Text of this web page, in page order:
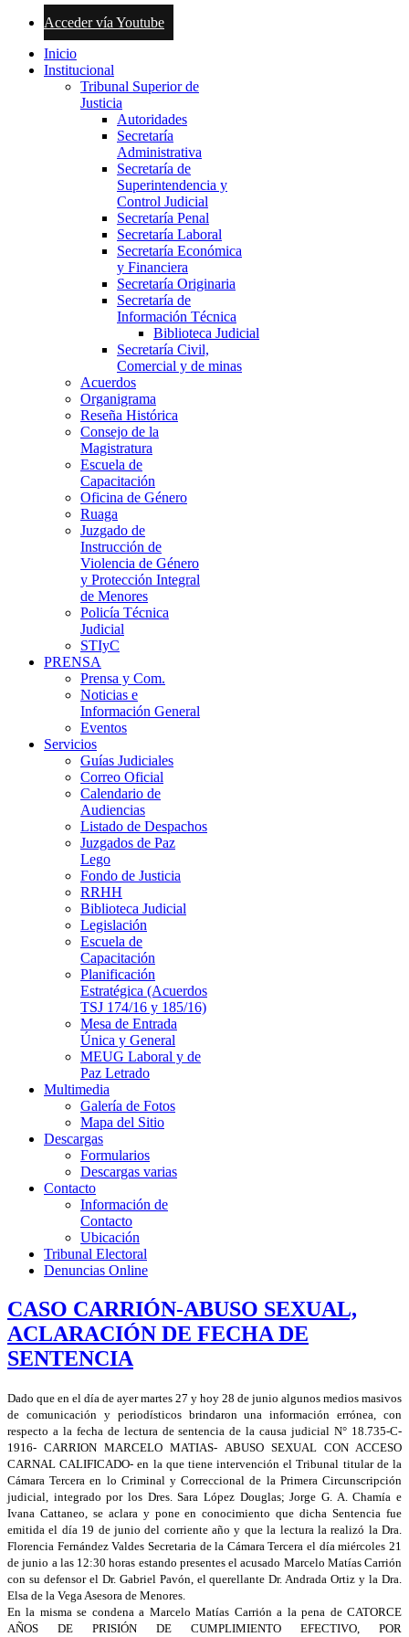
Acceder vía Youtube
Inicio
Institucional
Tribunal Superior de
Justicia
Autoridades
Secretaría
Administrativa
Secretaría de
Superintendencia y
Control Judicial
Secretaría Penal
Secretaría Laboral
Secretaría Económica
y Financiera
Secretaría Originaria
Secretaría de
Información Técnica
Biblioteca Judicial
Secretaría Civil,
Comercial y de minas
Acuerdos
Organigrama
Reseña Histórica
Consejo de la
Magistratura
Escuela de
Capacitación
Oficina de Género
Ruaga
Juzgado de
Instrucción de
Violencia de Género
y Protección Integral
de Menores
Policía Técnica
Judicial
STIyC
PRENSA
Prensa y Com.
Noticias e
Información General
Eventos
Servicios
Guías Judiciales
Correo Oficial
Calendario de
Audiencias
Listado de Despachos
Juzgados de Paz
Lego
Fondo de Justicia
RRHH
Biblioteca Judicial
Legislación
Escuela de
Capacitación
Planificación
Estratégica (Acuerdos
TSJ 174/16 y 185/16)
Mesa de Entrada
Única y General
MEUG Laboral y de
Paz Letrado
Multimedia
Galería de Fotos
Mapa del Sitio
Descargas
Formularios
Descargas varias
Contacto
Información de
Contacto
Ubicación
Tribunal Electoral
Denuncias Online
CASO CARRIÓN-ABUSO SEXUAL,
ACLARACIÓN DE FECHA DE
SENTENCIA
Dado que en el día de ayer martes 27 y hoy 28 de junio algunos medios masivos
de comunicación y periodísticos brindaron una información errónea, con
respecto a la fecha de lectura de sentencia de la causa judicial N° 18.735-C-
1916- CARRION MARCELO MATIAS- ABUSO SEXUAL CON ACCESO
CARNAL CALIFICADO- en la que tiene intervención el Tribunal titular de la
Cámara Tercera en lo Criminal y Correccional de la Primera Circunscripción
judicial, integrado por los Dres. Sara López Douglas; Jorge G. A. Chamía e
Ivana Cattaneo, se aclara y pone en conocimiento que dicha Sentencia fue
emitida el día 19 de junio del corriente año y que la lectura la realizó la Dra.
Florencia Fernández Valdes Secretaria de la Cámara Tercera el día miércoles 21
de junio a las 12:30 horas estando presentes el acusado Marcelo Matías Carrión
con su defensor el Dr. Gabriel Pavón, el querellante Dr. Andrada Ortiz y la Dra.
Elsa de la Vega Asesora de Menores.
En la misma se condena a Marcelo Matías Carrión a la pena de CATORCE
AÑOS DE PRISIÓN DE CUMPLIMIENTO EFECTIVO, POR